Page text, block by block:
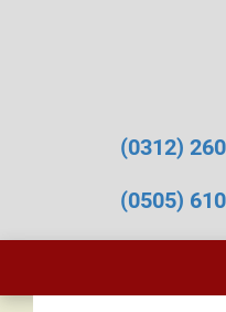
(0312)
(0505)